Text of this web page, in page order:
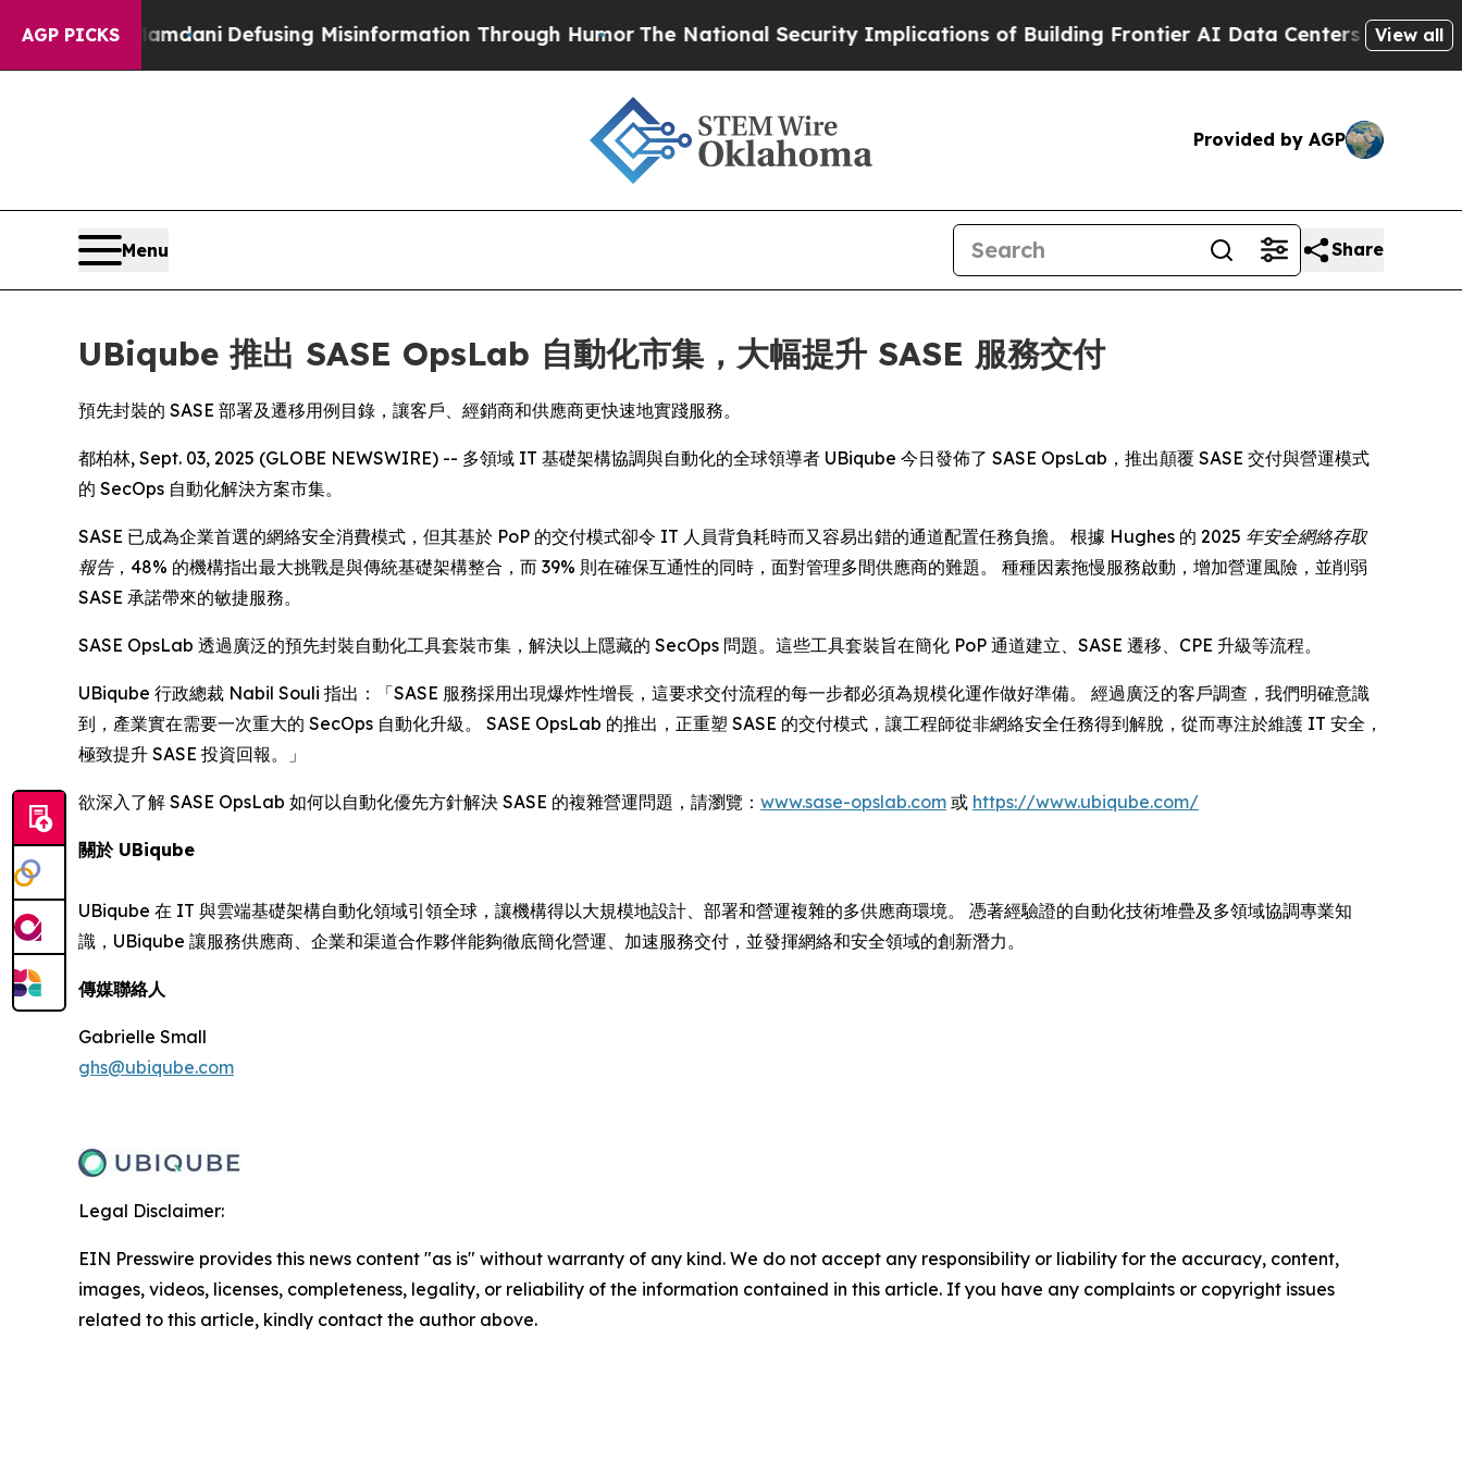
AGP PICKSMamdaniDefusing Misinformation Through HumorThe National Security Implications of Building Frontier AI Data Centers OverseasThe
View all
Provided by AGP
Menu Share
UBiqube 推出 SASE OpsLab 自動化市集，大幅提升 SASE 服務交付
預先封裝的 SASE 部署及遷移用例目錄，讓客戶、經銷商和供應商更快速地實踐服務。
都柏林, Sept. 03, 2025 (GLOBE NEWSWIRE) -- 多領域 IT 基礎架構協調與自動化的全球領導者 UBiqube 今日發佈了 SASE OpsLab，推出顛覆 SASE 交付與營運模式
的 SecOps 自動化解決方案市集。
SASE 已成為企業首選的網絡安全消費模式，但其基於 PoP 的交付模式卻令 IT 人員背負耗時而又容易出錯的通道配置任務負擔。 根據 Hughes 的 2025 年安全網絡存取
報告，48% 的機構指出最大挑戰是與傳統基礎架構整合，而 39% 則在確保互通性的同時，面對管理多間供應商的難題。 種種因素拖慢服務啟動，增加營運風險，並削弱
SASE 承諾帶來的敏捷服務。
SASE OpsLab 透過廣泛的預先封裝自動化工具套裝市集，解決以上隱藏的 SecOps 問題。這些工具套裝旨在簡化 PoP 通道建立、SASE 遷移、CPE 升級等流程。
UBiqube 行政總裁 Nabil Souli 指出：「SASE 服務採用出現爆炸性增長，這要求交付流程的每一步都必須為規模化運作做好準備。 經過廣泛的客戶調查，我們明確意識
到，產業實在需要一次重大的 SecOps 自動化升級。 SASE OpsLab 的推出，正重塑 SASE 的交付模式，讓工程師從非網絡安全任務得到解脫，從而專注於維護 IT 安全，
極致提升 SASE 投資回報。」
欲深入了解 SASE OpsLab 如何以自動化優先方針解決 SASE 的複雜營運問題，請瀏覽： www.sase-opslab.com 或 https://www.ubiqube.com/
關於 UBiqube
UBiqube 在 IT 與雲端基礎架構自動化領域引領全球，讓機構得以大規模地設計、部署和營運複雜的多供應商環境。 憑著經驗證的自動化技術堆疊及多領域協調專業知
識，UBiqube 讓服務供應商、企業和渠道合作夥伴能夠徹底簡化營運、加速服務交付，並發揮網絡和安全領域的創新潛力。
傳媒聯絡人
Gabrielle Small
ghs@ubiqube.com
Legal Disclaimer:
EIN Presswire provides this news content "as is" without warranty of any kind. We do not accept any responsibility or liability for the accuracy, content,
images, videos, licenses, completeness, legality, or reliability of the information contained in this article. If you have any complaints or copyright issues
related to this article, kindly contact the author above.